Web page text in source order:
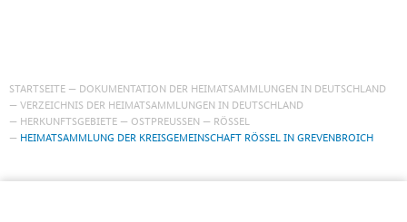
STARTSEITE
DOKUMENTATION DER HEIMATSAMMLUNGEN IN DEUTSCHLAND
VERZEICHNIS DER HEIMATSAMMLUNGEN IN DEUTSCHLAND
HERKUNFTSGEBIETE
OSTPREUSSEN
RÖSSEL
HEIMATSAMMLUNG DER KREISGEMEINSCHAFT RÖSSEL IN GREVENBROICH